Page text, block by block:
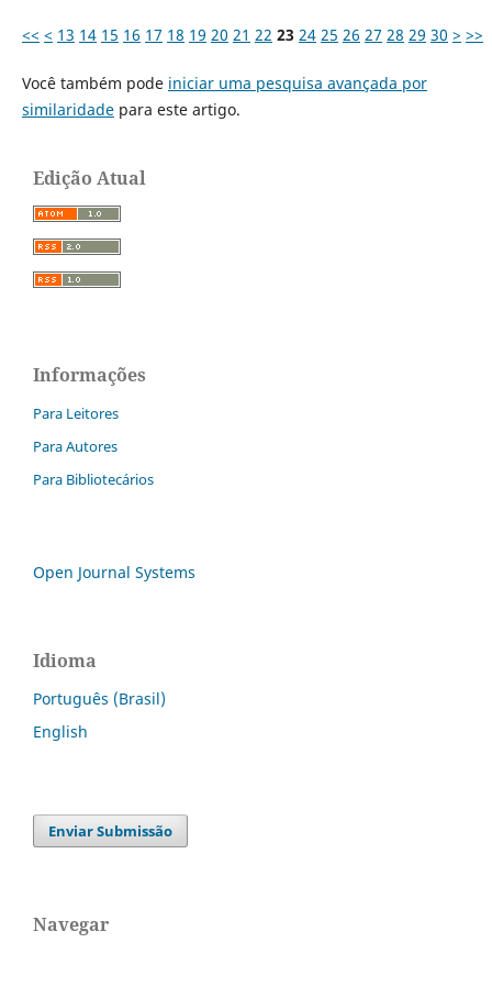
<< < 13 14 15 16 17 18 19 20 21 22 23 24 25 26 27 28 29 30 > >>
Você também pode iniciar uma pesquisa avançada por
similaridadepara este artigo.
Edição Atual
Informações
Para Leitores
Para Autores
Para Bibliotecários
Open Journal Systems
Idioma
Português (Brasil)
English
Enviar Submissão
Navegar